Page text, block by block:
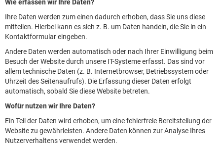
Wie erfassen wir Ihre Daten?
Ihre Daten werden zum einen dadurch erhoben, dass Sie uns diese
mitteilen. Hierbei kann es sich z. B. um Daten handeln, die Sie in ein
Kontaktformular eingeben.
Andere Daten werden automatisch oder nach Ihrer Einwilligung beim
Besuch der Website durch unsere IT-Systeme erfasst. Das sind vor
allem technische Daten (z. B. Internetbrowser, Betriebssystem oder
Uhrzeit des Seitenaufrufs). Die Erfassung dieser Daten erfolgt
automatisch, sobald Sie diese Website betreten.
Wofür nutzen wir Ihre Daten?
Ein Teil der Daten wird erhoben, um eine fehlerfreie Bereitstellung der
Website zu gewährleisten. Andere Daten können zur Analyse Ihres
Nutzerverhaltens verwendet werden.